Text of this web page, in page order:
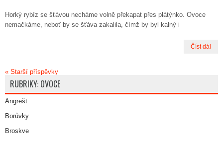
Horký rybíz se šťávou necháme volně překapat přes plátýnko. Ovoce
nemačkáme, neboť by se šťáva zakalila, čímž by byl kalný i
Číst dál
« Starší příspěvky
RUBRIKY: OVOCE
Angrešt
Borůvky
Broskve